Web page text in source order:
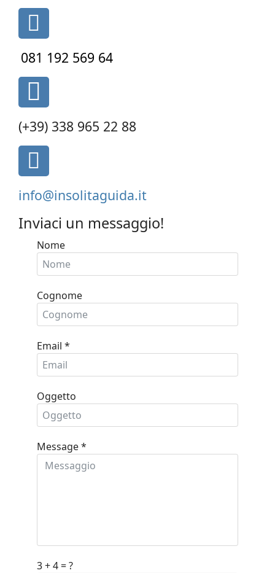
fa
081 192 569 64
fas
alt
(+39) 338 965 22 88
fa
square
info@insolitaguida.it
Inviaci un messaggio!
Nome
Cognome
Email *
Oggetto
Message*
3 + 4 = ?